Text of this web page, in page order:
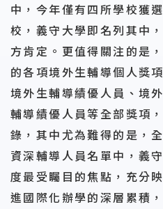
中，今年僅有四所學校獲
校，義守大學即名列其中
方肯定。更值得關注的是
的各項境外生輔導個人獎
境外生輔導績優人員、境
輔導績優人員等全部獎項
錄，其中尤為難得的是，
資深輔導人員名單中，義
度最受矚目的焦點，充分
進國際化辦學的深層累積